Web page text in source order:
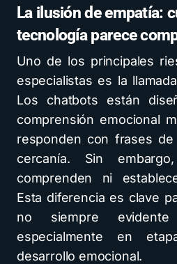
La ilusión de empatía:
tecnología parece
Uno de los principales
especialistas es la llamada
Los chatbots están
comprensión emocional
responden con frases
cercanía. Sin
comprenden ni
Esta diferencia es clave
no siempre
especialmente en
desarrollo emocional.